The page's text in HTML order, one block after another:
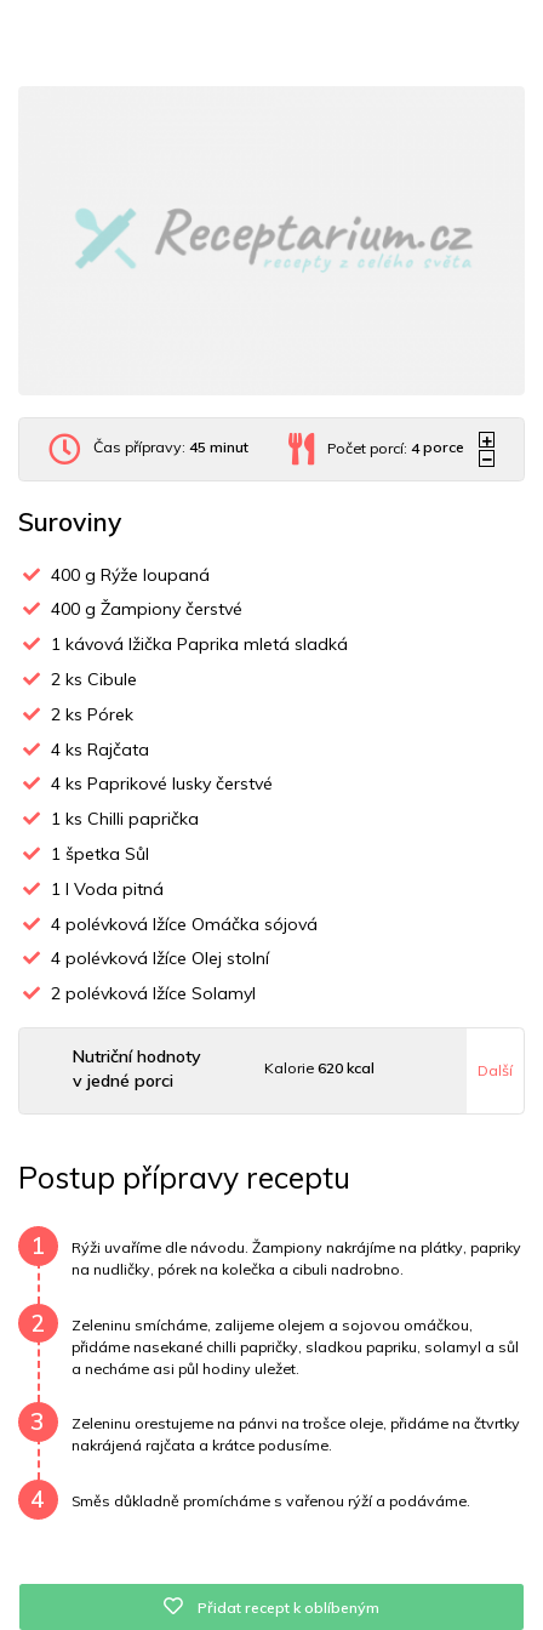
Čas přípravy:45 minut Počet porcí:4 porce
Suroviny
400 g Rýže loupaná
400 g Žampiony čerstvé
1 kávová lžička Paprika mletá sladká
2 ks Cibule
2 ks Pórek
4 ks Rajčata
4 ks Paprikové lusky čerstvé
1 ks Chilli paprička
1 špetka Sůl
1 l Voda pitná
4 polévková lžíce Omáčka sójová
4 polévková lžíce Olej stolní
2 polévková lžíce Solamyl
Nutriční hodnoty
v jedné porci
Kalorie620 kcal
Bílkoviny15 g Uhlovodany123 g
Cholesterol 3.6 mg Draslík 1127.9 mg
Vitamín B61.1 mg Vitamín B120 mg
Vitamín C
Železo6.7 mg
Další
Postup přípravy receptu
1
Rýži uvaříme dle návodu. Žampiony nakrájíme na plátky, papriky
na nudličky, pórek na kolečka a cibuli nadrobno.
2
Zeleninu smícháme, zalijeme olejem a sojovou omáčkou,
přidáme nasekané chilli papričky, sladkou papriku, solamyl a sůl
a necháme asi půl hodiny uležet.
3
Zeleninu orestujeme na pánvi na trošce oleje, přidáme na čtvrtky
nakrájená rajčata a krátce podusíme.
4 Směs důkladně promícháme s vařenou rýží a podáváme.
Přidat recept k oblíbeným